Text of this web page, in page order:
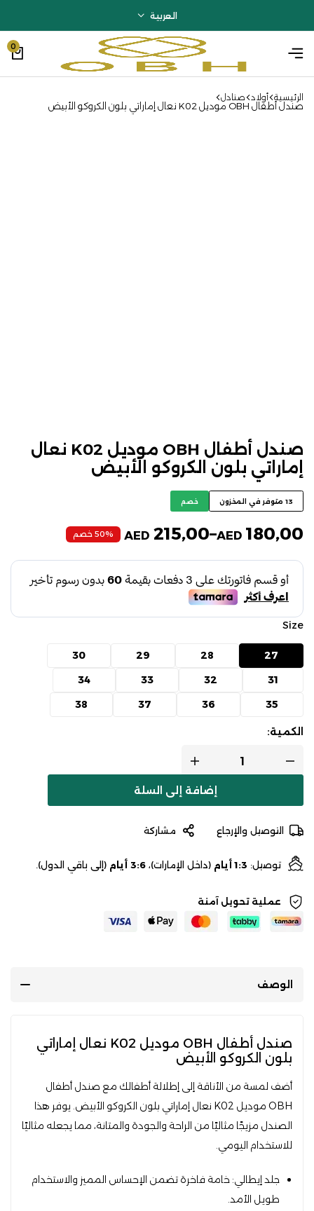
العربية
0
الرئيسية أولاد صنادل
صندل أطفال OBH موديل K02 نعال إماراتي بلون الكروكو الأبيض
صندل أطفال OBH موديل K02 نعال
إماراتي بلون الكروكو الأبيض
13 متوفر في المخزون خصم
AED 180,00
–
AED 215,00 50% خصم
Size
27
28
29
30
31
32
33
34
35
36
37
38
الكمية:
إضافة إلى السلة
التوصيل والإرجاع مشاركة
توصيل: 1:3 أيام (داخل الإمارات)، 3:6 أيام (إلى باقي الدول).
عملية تحويل آمنة
الوصف
صندل أطفال OBH موديل K02 نعال إماراتي
بلون الكروكو الأبيض
أضف لمسة من الأناقة إلى إطلالة أطفالك مع صندل أطفال
OBH موديل K02 نعال إماراتي بلون الكروكو الأبيض. يوفر هذا
الصندل مزيجًا مثاليًا من الراحة والجودة والمتانة، مما يجعله مثاليًا
للاستخدام اليومي.
جلد إيطالي: خامة فاخرة تضمن الإحساس المميز والاستخدام
طويل الأمد.